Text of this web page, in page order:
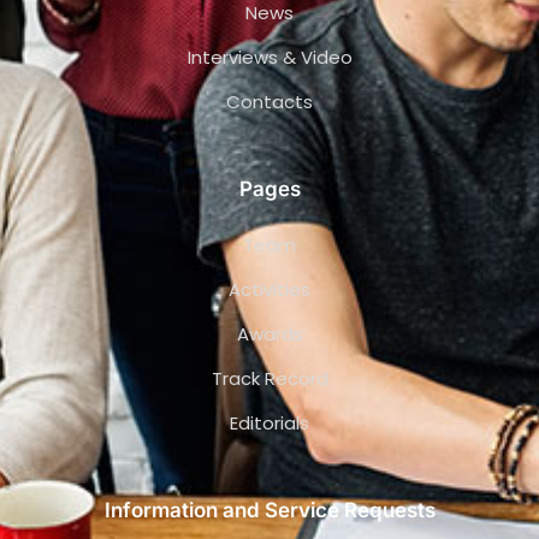
News
Interviews & Video
Contacts
Pages
Team
Activities
Awards
Track Record
Editorials
Information and Service Requests